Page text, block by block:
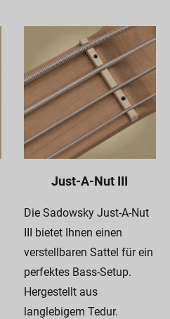
Just-A-Nut III
Die Sadowsky Just-A-Nut
III bietet Ihnen einen
verstellbaren Sattel für ein
perfektes Bass-Setup.
Hergestellt aus
langlebigem Tedur.